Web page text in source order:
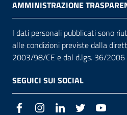
AMMINISTRAZIONE
I dati personali pubblicati sono
alle condizioni previste dalla
2003/98/CE e dal d.lgs. 36/2006
SEGUICI SUI SOCIAL
FacebookInstagramLinkedIn Twitter